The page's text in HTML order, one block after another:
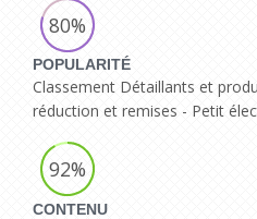
80%
POPULARITÉ
Classement Détaillants et
réduction et remises - Petit
92%
CONTENU